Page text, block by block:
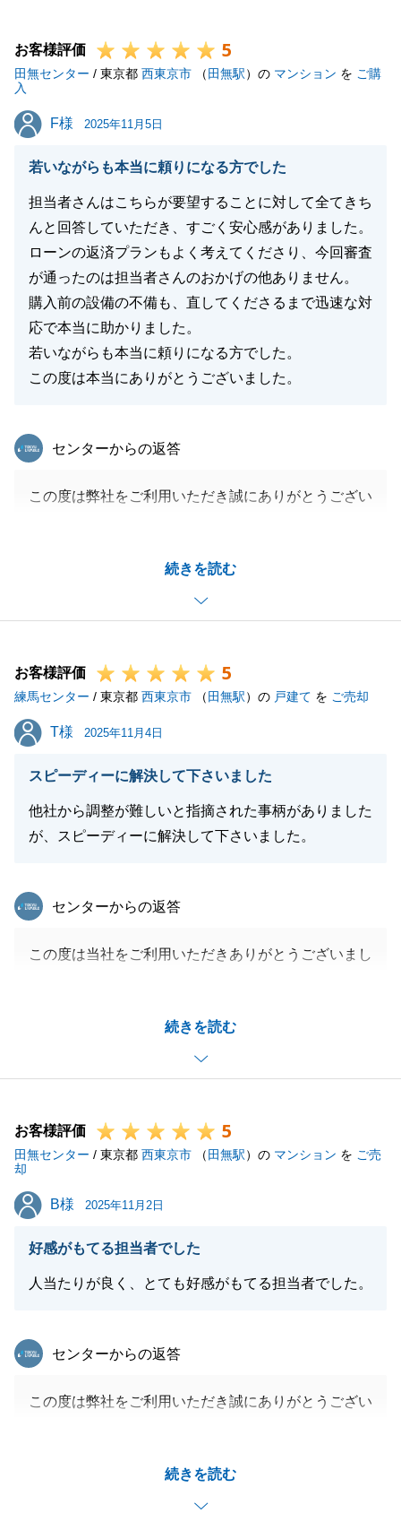
また不動産に関しましてご要望などございましたらい
つでもご連絡お待ちしております。よろしくお願いし
閉じる
お客様評価 5
田無センター / 東京都 西東京市 （ 田無駅）の マンション を ご購
入
F様
F様 2025年11月5日
若いながらも本当に頼りになる方でした
担当者さんはこちらが要望することに対して全てきち
んと回答していただき、すごく安心感がありました。
ローンの返済プランもよく考えてくださり、今回審査
が通ったのは担当者さんのおかげの他ありません。
購入前の設備の不備も、直してくださるまで迅速な対
応で本当に助かりました。
若いながらも本当に頼りになる方でした。
この度は本当にありがとうございました。
続きを読む
東急リバブル
センターからの返答
この度は弊社をご利用いただき誠にありがとうござい
ご新居の事で何かありましたらいつでもお気軽にお申
し出くださいませ。
お客様評価 5
練馬センター / 東京都 西東京市 （ 田無駅）の 戸建て を ご売却
T様
T様 2025年11月4日
スピーディーに解決して下さいました
他社から調整が難しいと指摘された事柄がありました
が、スピーディーに解決して下さいました。
続きを読む
東急リバブル
センターからの返答
この度は当社をご利用いただきありがとうございまし
また何か不動産のことでお困りごと等ございましたら
お気軽に申しつけ下さいませ。
お客様評価 5
田無センター / 東京都 西東京市 （ 田無駅）の マンション を ご売
却
B様
B様 2025年11月2日
好感がもてる担当者でした
人当たりが良く、とても好感がもてる担当者でした。
続きを読む
東急リバブル
センターからの返答
この度は弊社をご利用いただき誠にありがとうござい
らお引渡しまで二人三脚で進むことができ大変嬉しく